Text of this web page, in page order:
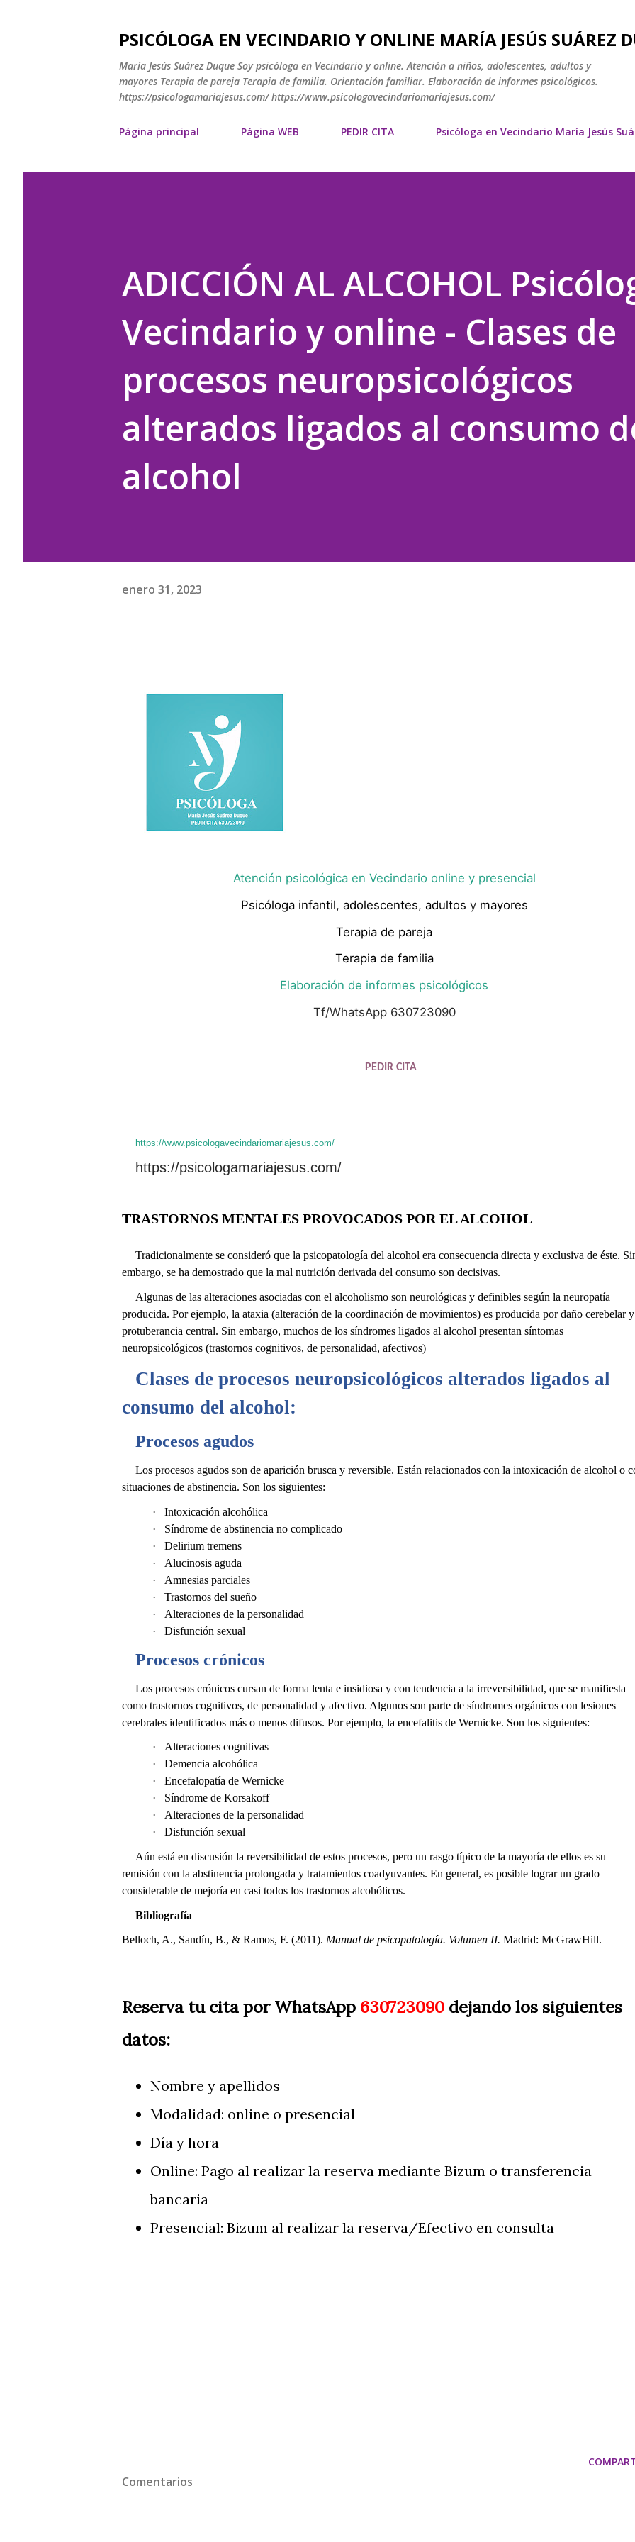
PSICÓLOGA EN VECINDARIO Y ONLINE MARÍA JESÚS SUÁREZ
María Jesús Suárez Duque Soy psicóloga en Vecindario y online. Atención a niños, adolescentes, adultos y
mayores Terapia de pareja Terapia de familia. Orientación familiar. Elaboración de informes psicológicos.
https://psicologamariajesus.com/ https://www.psicologavecindariomariajesus.com/
Página principal Página WEB PEDIR CITA Psicóloga en Vecindario María Jesús
ADICCIÓN AL ALCOHOL
Vecindario y online - Clases de
procesos neuropsicológicos
alterados ligados al consumo
alcohol
enero 31, 2023
Atención psicológica en Vecindario online y presencial
Psicóloga infantil, adolescentes, adultos y mayores
Terapia de pareja
Terapia de familia
Elaboración de informes psicológicos
Tf/WhatsApp 630723090
PEDIR CITA
https://www.psicologavecindariomariajesus.com/
https://psicologamariajesus.com/
TRASTORNOS MENTALES PROVOCADOS POR EL ALCOHOL
Tradicionalmente se consideró que la psicopatología del alcohol era consecuencia directa y exclusiva de éste.
embargo, se ha demostrado que la mal nutrición derivada del consumo son decisivas.
Algunas de las alteraciones asociadas con el alcoholismo son neurológicas y definibles según la neuropatía
producida. Por ejemplo, la ataxia (alteración de la coordinación de movimientos) es producida por daño cerebelar y
protuberancia central. Sin embargo, muchos de los síndromes ligados al alcohol presentan síntomas
neuropsicológicos (trastornos cognitivos, de personalidad, afectivos)
Clases de procesos neuropsicológicos alterados ligados al
consumo del alcohol:
Procesos agudos
Los procesos agudos son de aparición brusca y reversible. Están relacionados con la intoxicación de alcohol o
situaciones de abstinencia. Son los siguientes:
·
Intoxicación alcohólica
·
Síndrome de abstinencia no complicado
·
Delirium tremens
·
Alucinosis aguda
·
Amnesias parciales
·
Trastornos del sueño
·
Alteraciones de la personalidad
·
Disfunción sexual
Procesos crónicos
Los procesos crónicos cursan de forma lenta e insidiosa y con tendencia a la irreversibilidad, que se manifiesta
como trastornos cognitivos, de personalidad y afectivo. Algunos son parte de síndromes orgánicos con lesiones
cerebrales identificados más o menos difusos. Por ejemplo, la encefalitis de Wernicke. Son los siguientes:
·
Alteraciones cognitivas
·
Demencia alcohólica
·
Encefalopatía de Wernicke
·
Síndrome de Korsakoff
·
Alteraciones de la personalidad
·
Disfunción sexual
Aún está en discusión la reversibilidad de estos procesos, pero un rasgo típico de la mayoría de ellos es su
remisión con la abstinencia prolongada y tratamientos coadyuvantes. En general, es posible lograr un grado
considerable de mejoría en casi todos los trastornos alcohólicos.
Bibliografía
Belloch, A., Sandín, B., & Ramos, F. (2011). Manual de psicopatología. Volumen II. Madrid: McGrawHill.
Reserva tu cita por WhatsApp 630723090 dejando los siguientes
datos:
Nombre y apellidos
Modalidad: online o presencial
Día y hora
Online: Pago al realizar la reserva mediante Bizum o transferencia
bancaria
Presencial: Bizum al realizar la reserva/Efectivo en consulta
Comentarios